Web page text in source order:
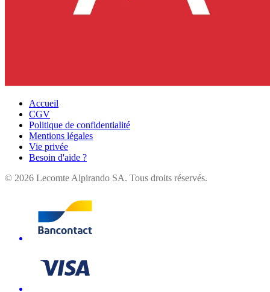
Accueil
CGV
Politique de confidentialité
Mentions légales
Vie privée
Besoin d'aide ?
© 2026 Lecomte Alpirando SA. Tous droits réservés.